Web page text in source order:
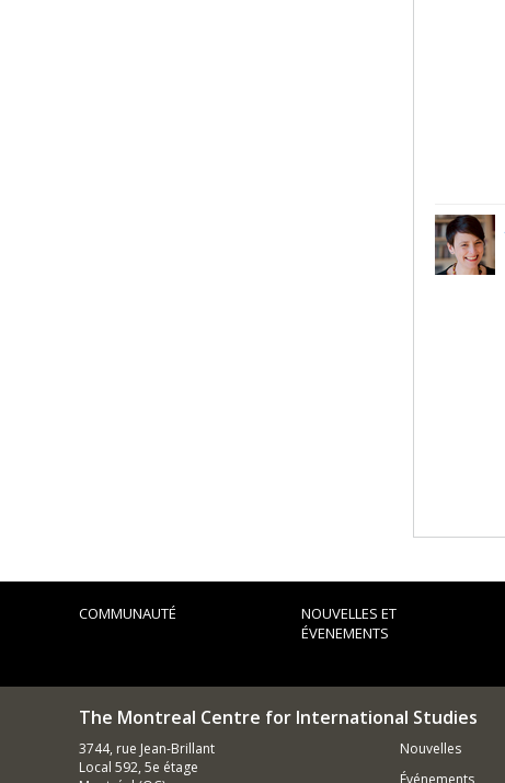
COMMUNAUTÉ
NOUVELLES ET
ÉVENEMENTS
The Montreal Centre for International Studies
3744, rue Jean-Brillant
Local 592, 5e étage
Nouvelles
Événements